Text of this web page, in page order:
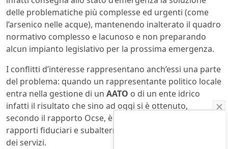
delle problematiche più complesse ed urgenti (come
l’arsenico nelle acque), mantenendo inalterato il quadro
normativo complesso e lacunoso e non preparando
alcun impianto legislativo per la prossima emergenza.
I conflitti d’interesse rappresentano anch’essi una parte
del problema: quando un rappresentante politico locale
entra nella gestione di un AATO o di un ente idrico
infatti il risultato che sino ad oggi si è ottenuto,
secondo il rapporto Ocse, è solo il mantenimento di
rapporti fiduciari e subalterni tra la politica e i gestori
dei servizi.